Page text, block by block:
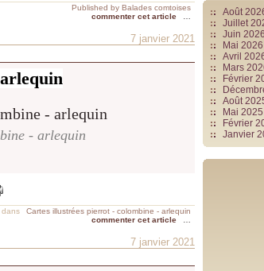
Published by Balades comtoises
commenter cet article
7 janvier 2021
- arlequin
dans
Cartes illustrées pierrot - colombine - arlequin
commenter cet article
7 janvier 2021
Août
Juillet
Juin 2026
Mai 2026
Avril
Mars
Février
Août
Mai 2025
Février
Janvier